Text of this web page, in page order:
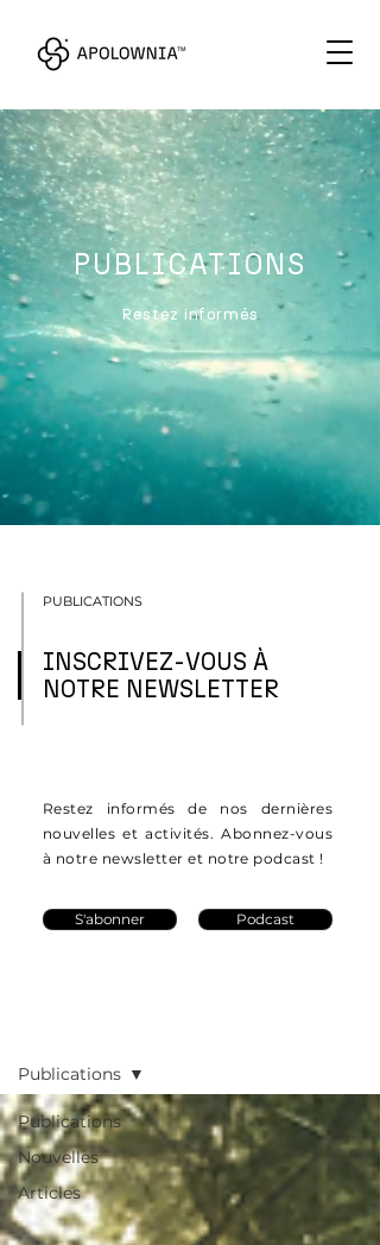
PUBLICATIONS
Restez informés
PUBLICATIONS
INSCRIVEZ-VOUS À
NOTRE NEWSLETTER
Restez informés de nos dernières
nouvelles et activités. Abonnez-vous
à notre newsletter et notre podcast !
S'abonner Podcast
Publications
Nouvelles
Articles
Publications